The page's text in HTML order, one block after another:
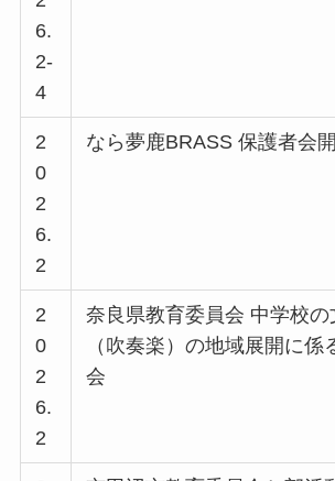
6.
2-
4
2
0
2
6.
2
なら夢鹿BRASS 保護者会
2
0
2
6.
2
奈良県教育委員会 中学校の
（吹奏楽）の地域展開に係
会